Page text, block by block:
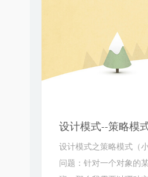
设计模式--策略模
设计模式之策略模式（
问题：针对一个对象的